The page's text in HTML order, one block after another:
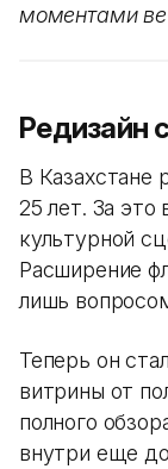
моментами
Редизайн
В Казахстане
25 лет. За
культурной
Расширение
лишь
Теперь он
витрины от
полного
внутри еще